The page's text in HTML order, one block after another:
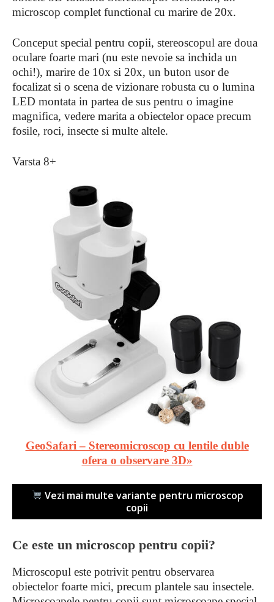
microscop complet functional cu marire de 20x.
Conceput special pentru copii, stereoscopul are doua
oculare foarte mari (nu este nevoie sa inchida un
ochi!), marire de 10x si 20x, un buton usor de
focalizat si o scena de vizionare robusta cu o lumina
LED montata in partea de sus pentru o imagine
magnifica, vedere marita a obiectelor opace precum
fosile, roci, insecte si multe altele.
Varsta 8+
GeoSafari – Stereomicroscop cu lentile duble
ofera o observare 3D»
Vezi mai multe variante pentru microscop
copii
Ce este un microscop pentru copii?
Microscopul este potrivit pentru observarea
obiectelor foarte mici, precum plantele sau insectele.